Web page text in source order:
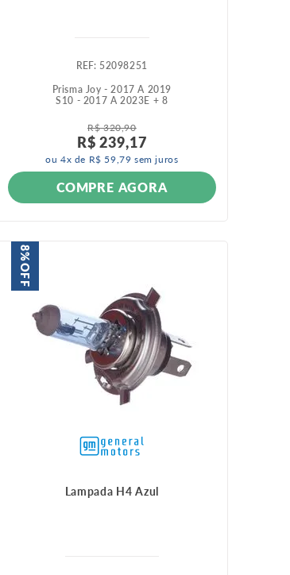
: 52098251
Prisma Joy - 2017 A 2019
S10 - 2017 A 2023E + 8
R$ 320,90
R$ 239,17
ou 4x de R$ 59 ,79 sem juros
COMPRE AGORA
8%
OFF
Lampada H4 Azul